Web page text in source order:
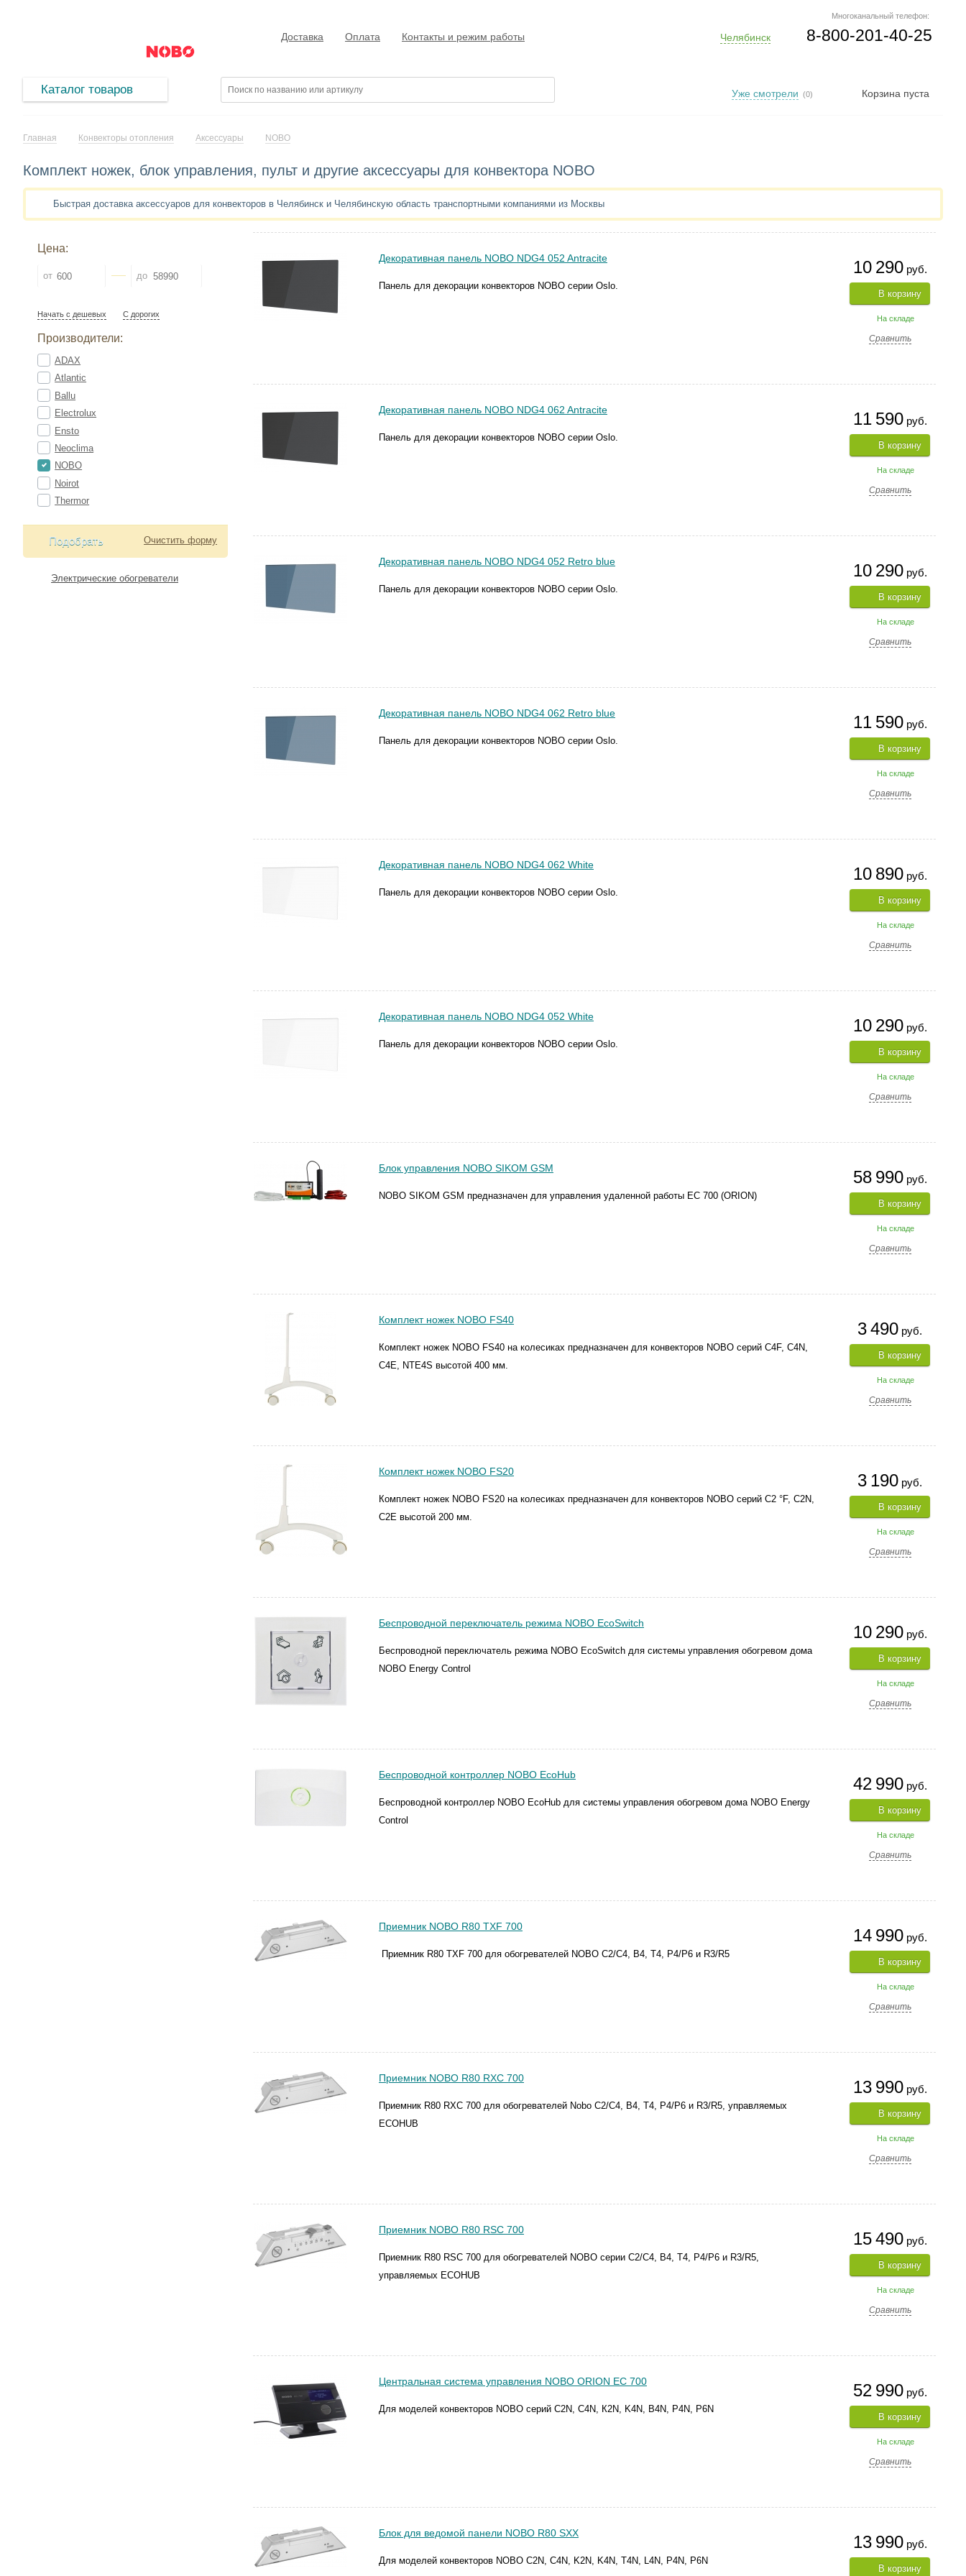
Многоканальный телефон:
8-800-201-40-25
Челябинск
Доставка Оплата Контакты и режим работы
Каталог товаров Корзина пуста
Уже смотрели (0)
Главная Конвекторы отопления Аксессуары NOBO
Комплект ножек, блок управления, пульт и другие аксессуары для конвектора NOBO
Быстрая доставка аксессуаров для конвекторов в Челябинск и Челябинскую область транспортными компаниями из Москвы
Цена:
от до
Начать с дешевых С дорогих
Производители:
ADAX
Atlantic
Ballu
Electrolux
Ensto
Neoclima
NOBO
Noirot
Thermor
Очистить форму
Подобрать
Электрические обогреватели
10 290руб.
В корзину
На складе
Сравнить
Декоративная панель NOBO NDG4 052 Antracite
Панель для декорации конвекторов NOBO серии Oslo.
11 590руб.
В корзину
На складе
Сравнить
Декоративная панель NOBO NDG4 062 Antracite
Панель для декорации конвекторов NOBO серии Oslo.
10 290руб.
В корзину
На складе
Сравнить
Декоративная панель NOBO NDG4 052 Retro blue
Панель для декорации конвекторов NOBO серии Oslo.
11 590руб.
В корзину
На складе
Сравнить
Декоративная панель NOBO NDG4 062 Retro blue
Панель для декорации конвекторов NOBO серии Oslo.
10 890руб.
В корзину
На складе
Сравнить
Декоративная панель NOBO NDG4 062 White
Панель для декорации конвекторов NOBO серии Oslo.
10 290руб.
В корзину
На складе
Сравнить
Декоративная панель NOBO NDG4 052 White
Панель для декорации конвекторов NOBO серии Oslo.
58 990руб.
В корзину
На складе
Сравнить
Блок управления NOBO SIKOM GSM
NOBO SIKOM GSM предназначен для управления удаленной работы EC 700 (ORION)
3 490 руб.
В корзину
На складе
Сравнить
Комплект ножек NOBO FS40
Комплект ножек NOBO FS40 на колесиках предназначен для конвекторов NOBO серий C4F, C4N,
C4E, NTE4S высотой 400 мм.
3 190 руб.
В корзину
На складе
Сравнить
Комплект ножек NOBO FS20
Комплект ножек NOBO FS20 на колесиках предназначен для конвекторов NOBO серий C2 °F, C2N,
C2E высотой 200 мм.
10 290руб.
В корзину
На складе
Сравнить
Беспроводной переключатель режима NOBO EcoSwitch
Беспроводной переключатель режима NOBO EcoSwitch для системы управления обогревом дома
NOBO Energy Control
42 990руб.
В корзину
На складе
Сравнить
Беспроводной контроллер NOBO EcoHub
Беспроводной контроллер NOBO EcoHub для системы управления обогревом дома NOBO Energy
Control
14 990руб.
В корзину
На складе
Сравнить
Приемник NOBO R80 TXF 700
Приемник R80 TXF 700 для обогревателей NOBO C2/C4, B4, T4, P4/P6 и R3/R5
13 990руб.
В корзину
На складе
Сравнить
Приемник NOBO R80 RXC 700
Приемник R80 RXC 700 для обогревателей Nobo C2/C4, B4, T4, P4/P6 и R3/R5, управляемых
ECOHUB
15 490руб.
В корзину
На складе
Сравнить
Приемник NOBO R80 RSC 700
Приемник R80 RSC 700 для обогревателей NOBO серии C2/C4, B4, T4, P4/P6 и R3/R5,
управляемых ECOHUB
52 990руб.
В корзину
На складе
Сравнить
Центральная система управления NOBO ORION EC 700
Для моделей конвекторов NOBO серий С2N, C4N, К2N, K4N, B4N, P4N, P6N
13 990руб.
В корзину
Блок для ведомой панели NOBO R80 SXX
Для моделей конвекторов NOBO C2N, C4N, K2N, K4N, T4N, L4N, P4N, P6N